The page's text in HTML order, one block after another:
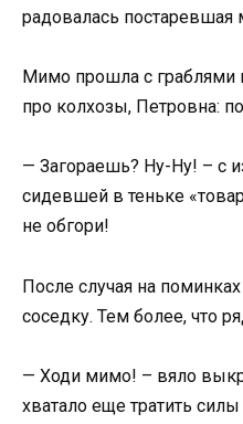
радовалась постаревшая
Мимо прошла с граблями
про колхозы, Петровна:
— Загораешь? Ну-Ну! – с
сидевшей в теньке
не обгори!
После случая на поминках
соседку. Тем более, что
— Ходи мимо! – вяло
хватало еще тратить